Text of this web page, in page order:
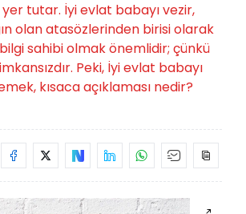
tutar. İyi evlat babayı vezir,
olan atasözlerinden birisi olarak
sahibi olmak önemlidir; çünkü
Peki, İyi evlat babayı
kısaca açıklaması nedir?